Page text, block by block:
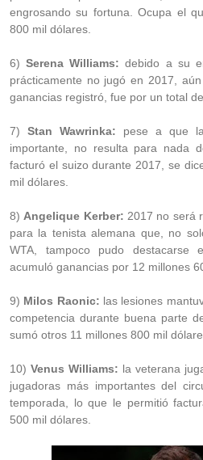
engrosando su fortuna. Ocupa el
800 mil dólares.
6)Serena Williams: debido a su
prácticamente no jugó en 2017,
ganancias registró, fue por un total
7) Stan Wawrinka: pese a que
importante, no resulta para nada
facturó el suizo durante 2017, se
mil dólares.
8) Angelique Kerber: 2017 no será
para la tenista alemana que, no
WTA, tampoco pudo destacarse
acumuló ganancias por 12 millones
9) Milos Raonic: las lesiones
competencia durante buena parte
sumó otros 11 millones 800 mil
10) Venus Williams: la veterana
jugadoras más importantes del
temporada, lo que le permitió
500 mil dólares.